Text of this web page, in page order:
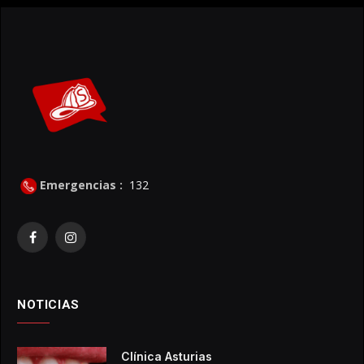
Emergencias : 132
FacebookInstagram
NOTICIAS
Clínica Asturias